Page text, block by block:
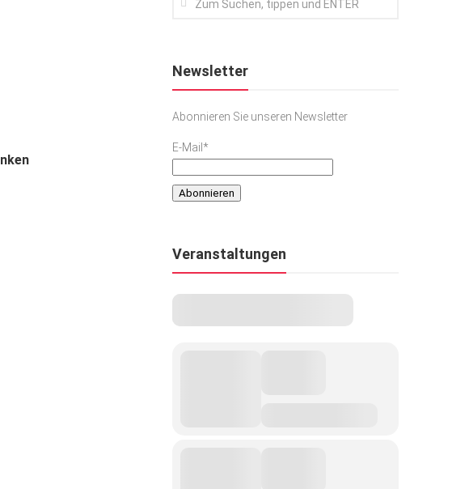
Newsletter
Abonnieren Sie unseren Newsletter
E-Mail*
Veranstaltungen